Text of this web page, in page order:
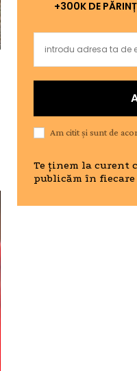
+300K DE
Am citit și sunt de
Te ținem la curent
publicăm în fiecare